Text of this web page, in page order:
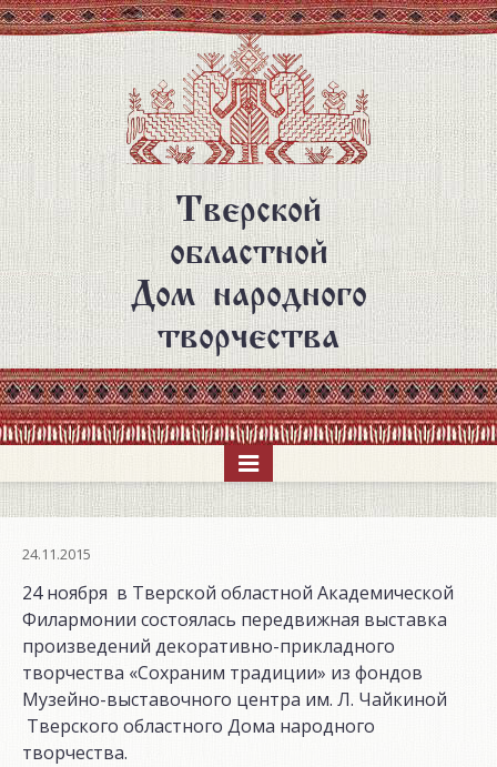
Перейти
к
основному
содержанию
Тверской
областной
Дом народного
творчества
24.11.2015
24 ноября в Тверской областной Академической
Филармонии состоялась передвижная выставка
произведений декоративно-прикладного
творчества «Сохраним традиции» из фондов
Музейно-выставочного центра им. Л. Чайкиной
Тверского областного Дома народного
творчества.